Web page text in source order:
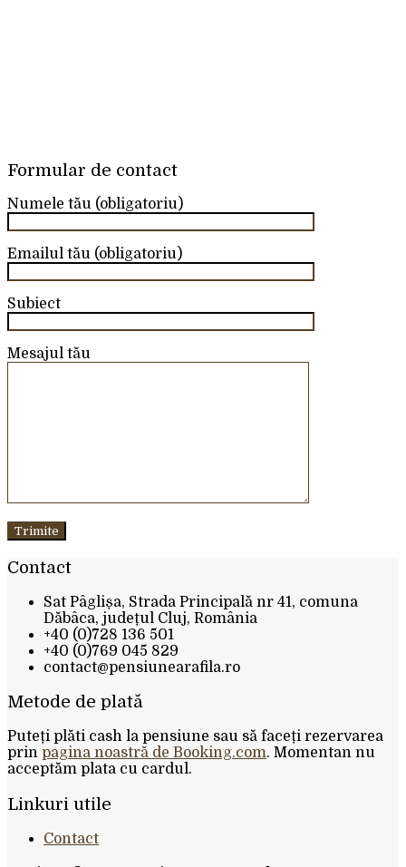
Formular de contact
Numele tău (obligatoriu)
Emailul tău (obligatoriu)
Subiect
Mesajul tău
Contact
Sat Pâglișa, Strada Principală nr 41, comuna
Dăbâca, județul Cluj, România
+40 (0)728 136 501
+40 (0)769 045 829
contact@pensiunearafila.ro
Metode de plată
Puteți plăti cash la pensiune sau să faceți rezervarea
prin pagina noastră de Booking.com. Momentan nu
acceptăm plata cu cardul.
Linkuri utile
Contact